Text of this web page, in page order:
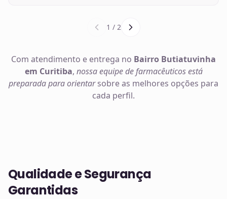
1 / 2
Com atendimento e entrega no Bairro Butiatuvinha
em Curitiba, nossa equipe de farmacêuticos está
preparada para orientarsobre as melhores opções para
cada perfil.
Qualidade e Segurança
Garantidas